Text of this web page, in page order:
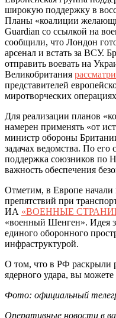
широкую поддержку в
Планы «коалиции
Guardian со ссылкой на
сообщили, что Лондон
арсенал и встать за ВСУ.
отправить воевать на
Великобритания
представителей
миротворческих
Для реализации планов
намерен применять «от
министр обороны
задачах ведомства. По
поддержка союзников по
важность обеспечения
Отметим, в Европе начали
препятствий при
ИА «ВОЕННЫЕ
«военный Шенген». Идея
единого оборонного
инфраструктурой.
О том, что в РФ
ядерного удара, вы можете
Фото: официальный
Оперативные новости в